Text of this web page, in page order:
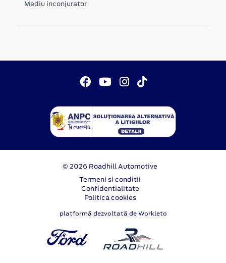
Mediu inconjurator
© 2026 Roadhill Automotive
Termeni si conditii
Confidentialitate
Politica cookies
platformă dezvoltată de Workleto